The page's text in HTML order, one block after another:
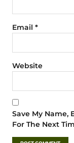
Email *
Website
Save My Name,
For The Next